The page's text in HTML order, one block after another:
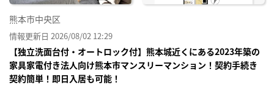
熊本市中央区
情報更新日 2026/08/02 12:29
【独立洗面台付・オートロック付】熊本城近くにある2023年築の
家具家電付き法人向け熊本市マンスリーマンション！契約手続き
契約簡単！即日入居も可能！